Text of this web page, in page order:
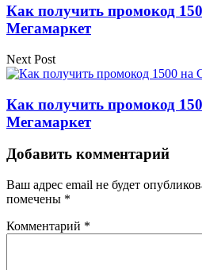
Как получить промокод
Мегамаркет
Next Post
Как получить промокод
Мегамаркет
Добавить комментарий
Ваш адрес email не будет
помечены *
Комментарий *